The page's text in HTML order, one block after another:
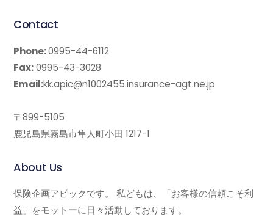
Contact
Phone:0995-44-6112
Fax:0995-43-3028
Email:kk.apic@n1002455.insurance-agt.ne.jp
〒899-5105
鹿児島県霧島市隼人町小田 1217-1
About Us
保険企画アピックです。 私どもは、「お客様の信頼こそ利
益」をモットーに日々活動しております。